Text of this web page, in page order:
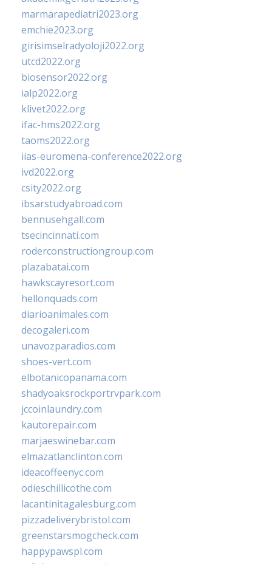
marmarapediatri2023.org
emchie2023.org
girisimselradyoloji2022.org
utcd2022.org
biosensor2022.org
ialp2022.org
klivet2022.org
ifac-hms2022.org
taoms2022.org
iias-euromena-conference2022.org
ivd2022.org
csity2022.org
ibsarstudyabroad.com
bennusehgall.com
tsecincinnati.com
roderconstructiongroup.com
plazabatai.com
hawkscayresort.com
hellonquads.com
diarioanimales.com
decogaleri.com
unavozparadios.com
shoes-vert.com
elbotanicopanama.com
shadyoaksrockportrvpark.com
jccoinlaundry.com
kautorepair.com
marjaeswinebar.com
elmazatlanclinton.com
ideacoffeenyc.com
odieschillicothe.com
lacantinitagalesburg.com
pizzadeliverybristol.com
greenstarsmogcheck.com
happypawspl.com